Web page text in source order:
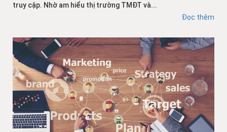
truy cập. Nhờ am hiểu thị trường TMĐT và...
Đọc thêm